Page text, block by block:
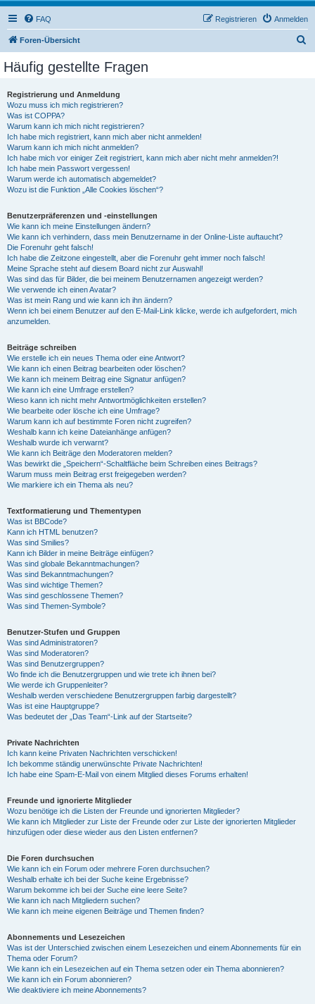
FAQ Anmelden
Registrieren
Foren-Übersicht
Häufig gestellte Fragen
Registrierung und Anmeldung
Wozu muss ich mich registrieren?
Was ist COPPA?
Warum kann ich mich nicht registrieren?
Ich habe mich registriert, kann mich aber nicht anmelden!
Warum kann ich mich nicht anmelden?
Ich habe mich vor einiger Zeit registriert, kann mich aber nicht mehr anmelden?!
Ich habe mein Passwort vergessen!
Warum werde ich automatisch abgemeldet?
Wozu ist die Funktion „Alle Cookies löschen“?
Benutzerpräferenzen und -einstellungen
Wie kann ich meine Einstellungen ändern?
Wie kann ich verhindern, dass mein Benutzername in der Online-Liste auftaucht?
Die Forenuhr geht falsch!
Ich habe die Zeitzone eingestellt, aber die Forenuhr geht immer noch falsch!
Meine Sprache steht auf diesem Board nicht zur Auswahl!
Was sind das für Bilder, die bei meinem Benutzernamen angezeigt werden?
Wie verwende ich einen Avatar?
Was ist mein Rang und wie kann ich ihn ändern?
Wenn ich bei einem Benutzer auf den E-Mail-Link klicke, werde ich aufgefordert, mich
anzumelden.
Beiträge schreiben
Wie erstelle ich ein neues Thema oder eine Antwort?
Wie kann ich einen Beitrag bearbeiten oder löschen?
Wie kann ich meinem Beitrag eine Signatur anfügen?
Wie kann ich eine Umfrage erstellen?
Wieso kann ich nicht mehr Antwortmöglichkeiten erstellen?
Wie bearbeite oder lösche ich eine Umfrage?
Warum kann ich auf bestimmte Foren nicht zugreifen?
Weshalb kann ich keine Dateianhänge anfügen?
Weshalb wurde ich verwarnt?
Wie kann ich Beiträge den Moderatoren melden?
Was bewirkt die „Speichern“-Schaltfläche beim Schreiben eines Beitrags?
Warum muss mein Beitrag erst freigegeben werden?
Wie markiere ich ein Thema als neu?
Textformatierung und Thementypen
Was ist BBCode?
Kann ich HTML benutzen?
Was sind Smilies?
Kann ich Bilder in meine Beiträge einfügen?
Was sind globale Bekanntmachungen?
Was sind Bekanntmachungen?
Was sind wichtige Themen?
Was sind geschlossene Themen?
Was sind Themen-Symbole?
Benutzer-Stufen und Gruppen
Was sind Administratoren?
Was sind Moderatoren?
Was sind Benutzergruppen?
Wo finde ich die Benutzergruppen und wie trete ich ihnen bei?
Wie werde ich Gruppenleiter?
Weshalb werden verschiedene Benutzergruppen farbig dargestellt?
Was ist eine Hauptgruppe?
Was bedeutet der „Das Team“-Link auf der Startseite?
Private Nachrichten
Ich kann keine Privaten Nachrichten verschicken!
Ich bekomme ständig unerwünschte Private Nachrichten!
Ich habe eine Spam-E-Mail von einem Mitglied dieses Forums erhalten!
Freunde und ignorierte Mitglieder
Wozu benötige ich die Listen der Freunde und ignorierten Mitglieder?
Wie kann ich Mitglieder zur Liste der Freunde oder zur Liste der ignorierten Mitglieder
hinzufügen oder diese wieder aus den Listen entfernen?
Die Foren durchsuchen
Wie kann ich ein Forum oder mehrere Foren durchsuchen?
Weshalb erhalte ich bei der Suche keine Ergebnisse?
Warum bekomme ich bei der Suche eine leere Seite?
Wie kann ich nach Mitgliedern suchen?
Wie kann ich meine eigenen Beiträge und Themen finden?
Abonnements und Lesezeichen
Was ist der Unterschied zwischen einem Lesezeichen und einem Abonnements für ein
Thema oder Forum?
Wie kann ich ein Lesezeichen auf ein Thema setzen oder ein Thema abonnieren?
Wie kann ich ein Forum abonnieren?
Wie deaktiviere ich meine Abonnements?